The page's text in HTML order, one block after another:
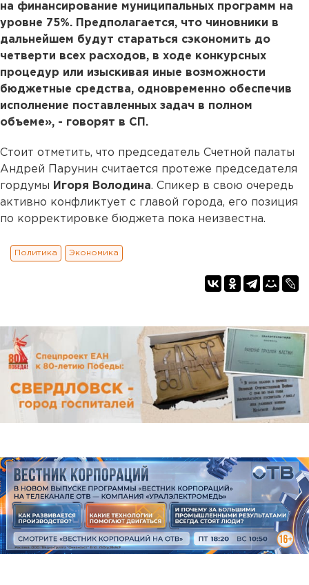
на финансирование муниципальных программ на
уровне 75%. Предполагается, что чиновники в
дальнейшем будут стараться сэкономить до
четверти всех расходов, в ходе конкурсных
процедур или изыскивая иные возможности
бюджетные средства, одновременно обеспечив
исполнение поставленных задач в полном
объеме», - говорят в СП.
Стоит отметить, что председатель Счетной палаты
Андрей Парунин считается протеже председателя
гордумы Игоря Володина. Спикер в свою очередь
активно конфликтует с главой города, его позиция
по корректировке бюджета пока неизвестна.
Политика Экономика